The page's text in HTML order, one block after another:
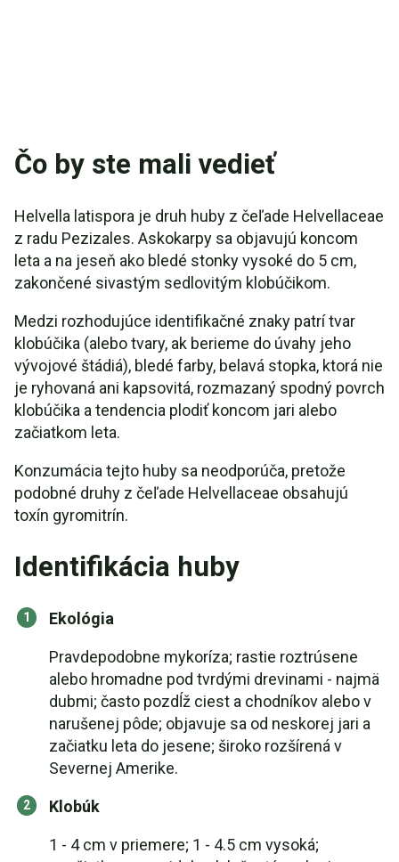
Čo by ste mali vedieť
Helvella latispora je druh huby z čeľade Helvellaceae
z radu Pezizales. Askokarpy sa objavujú koncom
leta a na jeseň ako bledé stonky vysoké do 5 cm,
zakončené sivastým sedlovitým klobúčikom.
Medzi rozhodujúce identifikačné znaky patrí tvar
klobúčika (alebo tvary, ak berieme do úvahy jeho
vývojové štádiá), bledé farby, belavá stopka, ktorá nie
je ryhovaná ani kapsovitá, rozmazaný spodný povrch
klobúčika a tendencia plodiť koncom jari alebo
začiatkom leta.
Konzumácia tejto huby sa neodporúča, pretože
podobné druhy z čeľade Helvellaceae obsahujú
toxín gyromitrín.
Identifikácia huby
Ekológia
Pravdepodobne mykoríza; rastie roztrúsene
alebo hromadne pod tvrdými drevinami - najmä
dubmi; často pozdĺž ciest a chodníkov alebo v
narušenej pôde; objavuje sa od neskorej jari a
začiatku leta do jesene; široko rozšírená v
Severnej Amerike.
Klobúk
1 - 4 cm v priemere; 1 - 4.5 cm vysoká;